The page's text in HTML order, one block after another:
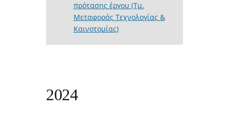
πρότασης έργου (Τμ.
Μεταφοράς Τεχνολογίας &
Καινοτομίας)
2024